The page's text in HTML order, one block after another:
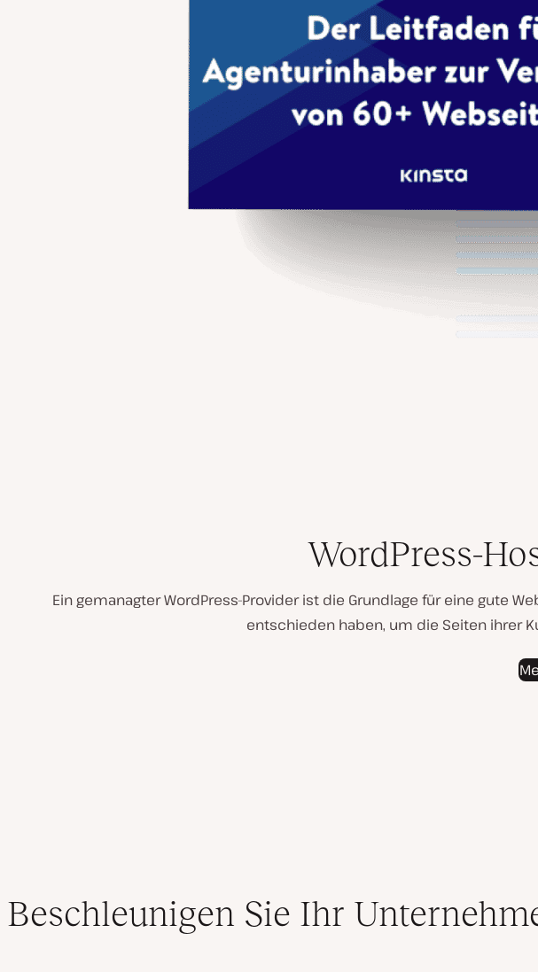
WordPress-
Ein gemanagter WordPress-Provider ist die Grundlage für eine gute
entschieden haben, um die Seiten ihrer
Beschleunigen Sie Ihr